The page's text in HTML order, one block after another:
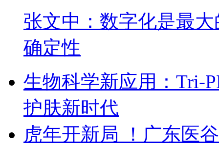
张文中：数字化是最
确定性
生物科学新应用：Tri-
护肤新时代
虎年开新局 ！广东医